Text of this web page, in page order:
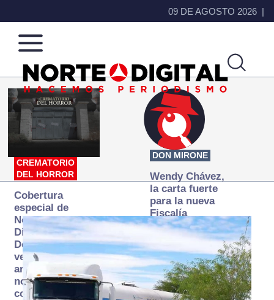
09 DE AGOSTO 2026
Norte
de
Ciudad
Más
que
noticias,
hacemos periodismo
CREMATORIO
DEL HORROR
Cobertura
especial de
Norte
Digital:
Donde la
verdad
arde… pero
no se
consume
DON MIRONE
Wendy Chávez,
la carta fuerte
para la nueva
Fiscalía
autónoma